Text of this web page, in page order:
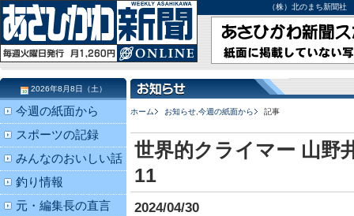
（株）北のまち新聞
ホーム お知らせ 今週の紙面から 記事
世界的クライマー 山野
11
2024/04/30
2026年8月8日（土）
今週の紙面から
スポーツの記録
みんなのおいしい話
釣り情報
元・編集長の直言